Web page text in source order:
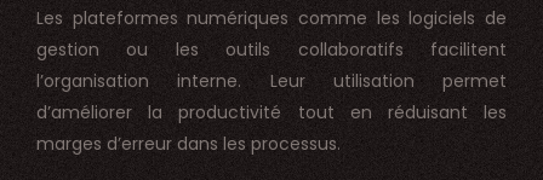
Les plateformes numériques comme les logiciels de
gestion ou les outils collaboratifs facilitent
l’organisation interne. Leur utilisation permet
d’améliorer la productivité tout en réduisant les
marges d’erreur dans les processus.